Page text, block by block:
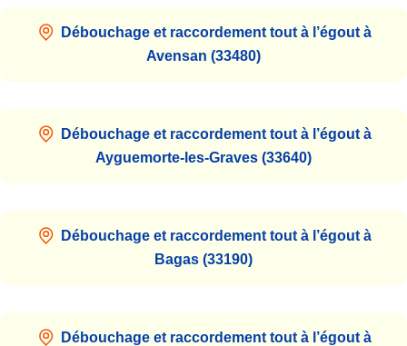
Débouchage et raccordement tout à l’égout à
Avensan (33480)
Débouchage et raccordement tout à l’égout à
Ayguemorte-les-Graves (33640)
Débouchage et raccordement tout à l’égout à
Bagas (33190)
Débouchage et raccordement tout à l’égout à